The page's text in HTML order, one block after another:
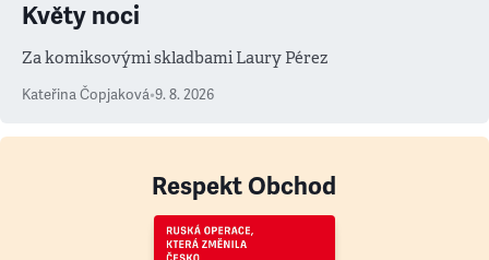
Květy noci
Za komiksovými skladbami Laury Pérez
Kateřina Čopjaková•9. 8. 2026
Respekt Obchod